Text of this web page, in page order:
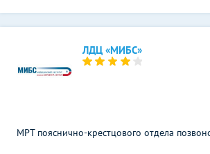
ЛДЦ «МИБС»
МРТ пояснично-крестцового отдела